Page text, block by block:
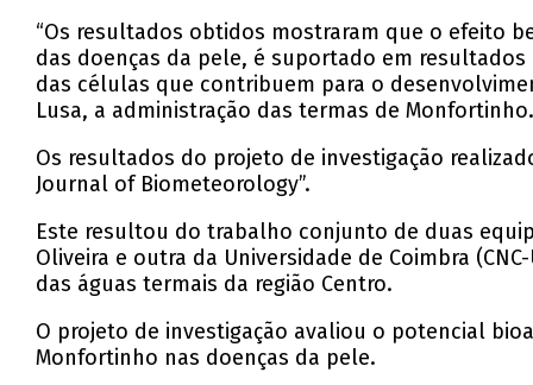
“Os resultados obtidos mostraram que o efeito
das doenças da pele, é suportado em
das células que contribuem para o
Lusa, a administração das termas de
Os resultados do projeto de investigação
Journal of Biometeorology”.
Este resultou do trabalho conjunto de duas
Oliveira e outra da Universidade de Coimbra
das águas termais da região Centro.
O projeto de investigação avaliou o potencial
Monfortinho nas doenças da pele.